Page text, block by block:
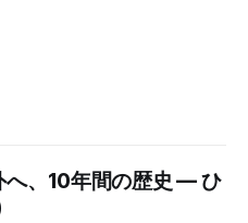
へ、10年間の歴史 — ひ